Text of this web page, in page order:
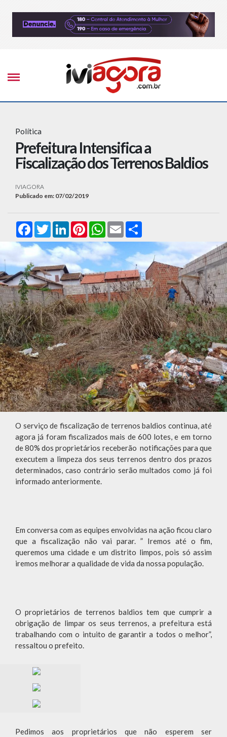
Política
Prefeitura Intensifica a
Fiscalização dos Terrenos Baldios
IVIAGORA
Publicado em: 07/02/2019
FacebookTwitterLinkedInPinterestWhatsApp
Email
O serviço de fiscalização de terrenos baldios continua, até
agora já foram fiscalizados mais de 600 lotes, e em torno
de 80% dos proprietários receberão notificações para que
executem a limpeza dos seus terrenos dentro dos prazos
determinados, caso contrário serão multados como já foi
informado anteriormente.
Em conversa com as equipes envolvidas na ação ficou claro
que a fiscalização não vai parar. ” Iremos até o fim,
queremos uma cidade e um distrito limpos, pois só assim
iremos melhorar a qualidade de vida da nossa população.
O proprietários de terrenos baldios tem que cumprir a
obrigação de limpar os seus terrenos, a prefeitura está
trabalhando com o intuito de garantir a todos o melhor”,
ressaltou o prefeito.
Pedimos aos proprietários que não esperem ser